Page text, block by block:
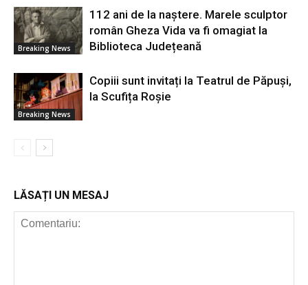
Breaking News
112 ani de la naștere. Marele sculptor
român Gheza Vida va fi omagiat la
Biblioteca Județeană
Breaking News
Copiii sunt invitați la Teatrul de Păpuși,
la Scufița Roșie
LĂSAȚI UN MESAJ